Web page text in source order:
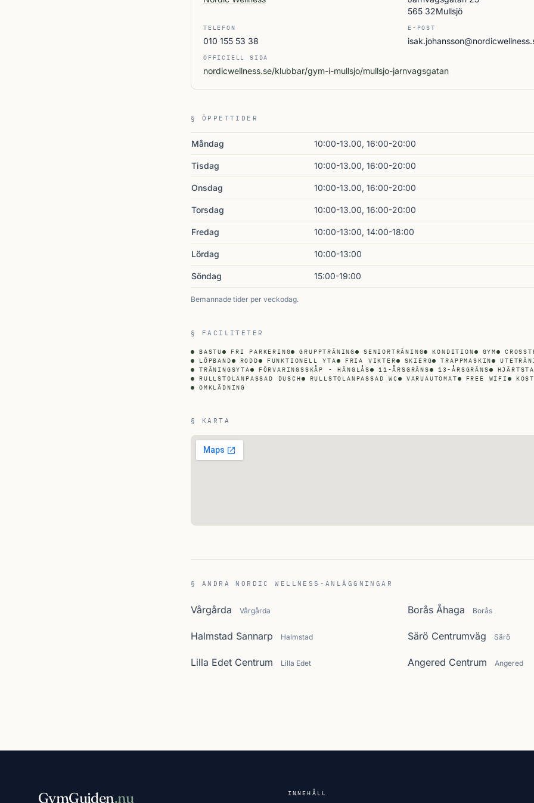
565 32Mullsjö
TELEFON
010 155 53 38
E-POST
OFFICIELL SIDA
nordicwellness.se/klubbar/gym-i-mullsjo/mullsjo-jarnvagsgatan
§ ÖPPETTIDER
Måndag 10:00-13.00, 16:00-20:00
Tisdag 10:00-13.00, 16:00-20:00
Onsdag 10:00-13.00, 16:00-20:00
Torsdag 10:00-13.00, 16:00-20:00
Fredag 10:00-13:00, 14:00-18:00
Lördag 10:00-13:00
Söndag 15:00-19:00
Bemannade tider per veckodag.
§ FACILITETER
BASTU FRI PARKERING GRUPPTRÄNING SENIORTRÄNING KONDITION GYM
LÖPBAND
RODD FUNKTIONELL YTA FRIA VIKTER SKIERG TRAPPMASKIN
TRÄNINGSYTA
FÖRVARINGSSKÅP - HÄNGLÅS 11-ÅRSGRÄNS 13-ÅRSGRÄNS
RULLSTOLANPASSAD DUSCH
RULLSTOLANPASSAD WC VARUAUTOMAT FREE WIFI
OMKLÄDNING
§ KARTA
§ ANDRA NORDIC WELLNESS-ANLÄGGNINGAR
Vårgårda Vårgårda Borås Åhaga Borås
Halmstad Sannarp Halmstad Särö Centrumväg Särö
Lilla Edet Centrum Lilla Edet Angered Centrum Angered
GymGuiden.nu INNEHÅLL